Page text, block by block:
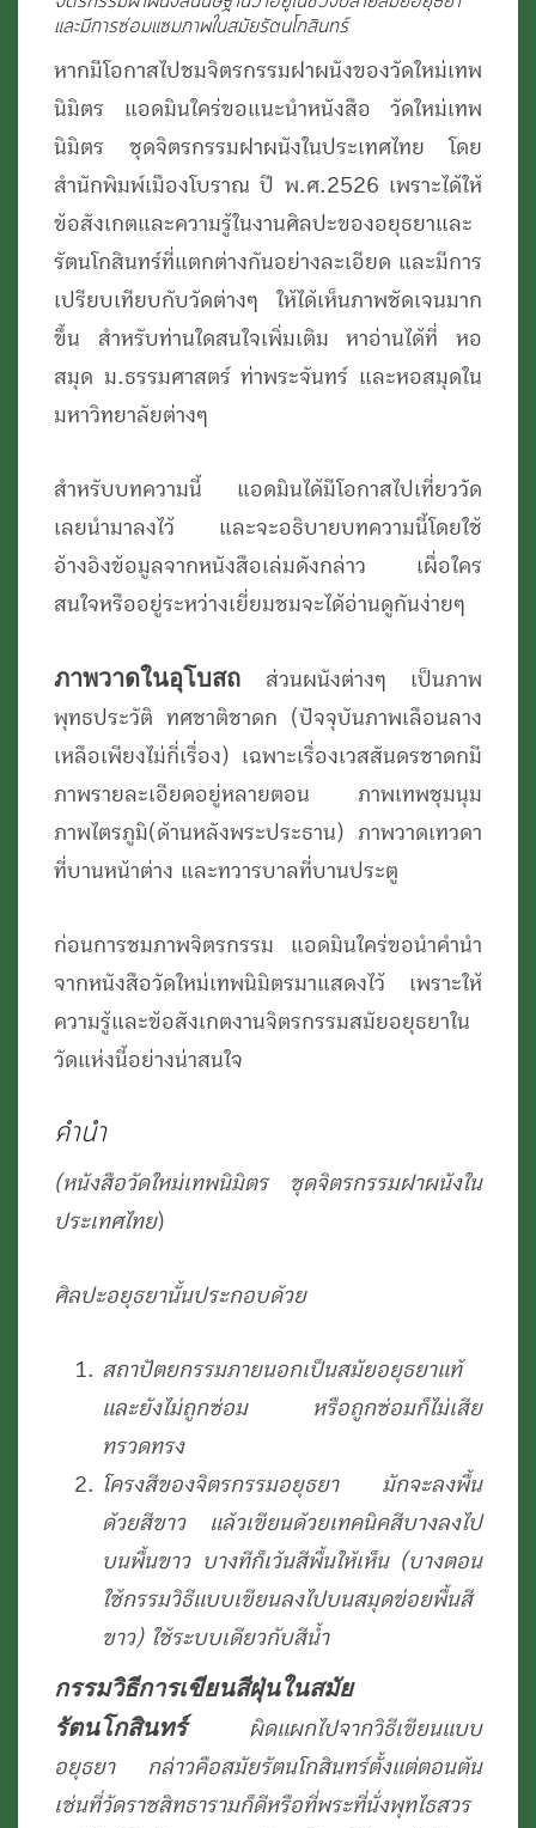
และมีการซ่อมแซมภาพในสมัยรัตนโกสินทร์
หากมีโอกาสไปชมจิตรกรรมฝาผนังของวัดใหม่เทพ
นิมิตร แอดมินใคร่ขอแนะนำหนังสือ วัดใหม่เทพ
นิมิตร ชุดจิตรกรรมฝาผนังในประเทศไทย โดย
สำนักพิมพ์เมืองโบราณ ปี พ.ศ.2526 เพราะได้ให้
ข้อสังเกตและความรู้ในงานศิลปะของอยุธยาและ
รัตนโกสินทร์ที่แตกต่างกันอย่างละเอียด และมีการ
เปรียบเทียบกับวัดต่างๆ ให้ได้เห็นภาพชัดเจนมาก
ขึ้น สำหรับท่านใดสนใจเพิ่มเติม หาอ่านได้ที่ หอ
สมุด ม.ธรรมศาสตร์ ท่าพระจันทร์ และหอสมุดใน
มหาวิทยาลัยต่างๆ
สำหรับบทความนี้ แอดมินได้มีโอกาสไปเที่ยววัด
เลยนำมาลงไว้ และจะอธิบายบทความนี้โดยใช้
อ้างอิงข้อมูลจากหนังสือเล่มดังกล่าว เผื่อใคร
สนใจหรืออยู่ระหว่างเยี่ยมชมจะได้อ่านดูกันง่ายๆ
ภาพวาดในอุโบสถ ส่วนผนังต่างๆ เป็นภาพ
พุทธประวัติ ทศชาติชาดก (ปัจจุบันภาพเลือนลาง
เหลือเพียงไม่กี่เรื่อง) เฉพาะเรื่องเวสสันดรชาดกมี
ภาพรายละเอียดอยู่หลายตอน ภาพเทพชุมนุม
ภาพไตรภูมิ(ด้านหลังพระประธาน) ภาพวาดเทวดา
ที่บานหน้าต่าง และทวารบาลที่บานประตู
ก่อนการชมภาพจิตรกรรม แอดมินใคร่ขอนำคำนำ
จากหนังสือวัดใหม่เทพนิมิตรมาแสดงไว้ เพราะให้
ความรู้และข้อสังเกตงานจิตรกรรมสมัยอยุธยาใน
วัดแห่งนี้อย่างน่าสนใจ
คำนำ
(หนังสือวัดใหม่เทพนิมิตร
ชุดจิตรกรรมฝาผนังใน
ประเทศไทย)
ศิลปะอยุธยานั้นประกอบด้วย
สถาปัตยกรรมภายนอกเป็นสมัยอยุธยาแท้
และยังไม่ถูกซ่อม หรือถูกซ่อมก็ไม่เสีย
ทรวดทรง
โครงสีของจิตรกรรมอยุธยา มักจะลงพื้น
ด้วยสีขาว แล้วเขียนด้วยเทคนิคสีบางลงไป
บนพื้นขาว บางทีก็เว้นสีพื้นให้เห็น (บางตอน
ใช้กรรมวิธีแบบเขียนลงไปบนสมุดข่อยพื้นสี
ขาว) ใช้ระบบเดียวกับสีน้ำ
กรรมวิธีการเขียนสีฝุ่นในสมัย
รัตนโกสินทร์ผิดแผกไปจากวิธีเขียนแบบ
อยุธยา กล่าวคือสมัยรัตนโกสินทร์ตั้งแต่ตอนต้น
เช่นที่วัดราชสิทธารามก็ดีหรือที่พระที่นั่งพุทไธสวร